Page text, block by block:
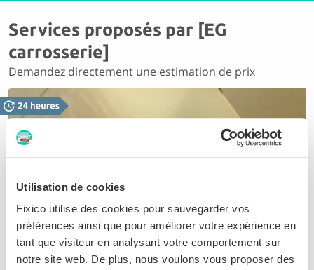
Utilisation de cookies
Fixico utilise des cookies pour sauvegarder vos
préférences ainsi que pour améliorer votre expérience en
tant que visiteur en analysant votre comportement sur
notre site web. De plus, nous voulons vous proposer des
Services proposés par [EG
carrosserie]
Demandez directement une estimation de prix
Débosseler
Grâce aux nouvelles techniques, les tarifs pour
débosseler sont souvent moins chers que ce que
vous pensez. Une offre sur mesure vous permet